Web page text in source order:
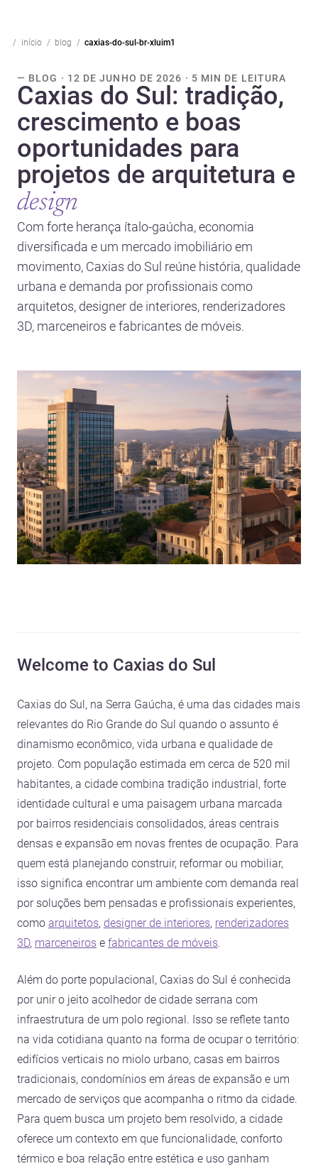
início blog caxias-do-sul-br-xluim1
— BLOG · 12 DE JUNHO DE 2026 · 5 MIN DE LEITURA
Caxias do Sul: tradição,
crescimento e boas
oportunidades para
projetos de arquitetura e
design
Com forte herança ítalo-gaúcha, economia
diversificada e um mercado imobiliário em
movimento, Caxias do Sul reúne história, qualidade
urbana e demanda por profissionais como
arquitetos, designer de interiores, renderizadores
3D, marceneiros e fabricantes de móveis.
Welcome to Caxias do Sul
Caxias do Sul, na Serra Gaúcha, é uma das cidades mais
relevantes do Rio Grande do Sul quando o assunto é
dinamismo econômico, vida urbana e qualidade de
projeto. Com população estimada em cerca de 520 mil
habitantes, a cidade combina tradição industrial, forte
identidade cultural e uma paisagem urbana marcada
por bairros residenciais consolidados, áreas centrais
densas e expansão em novas frentes de ocupação. Para
quem está planejando construir, reformar ou mobiliar,
isso significa encontrar um ambiente com demanda real
por soluções bem pensadas e profissionais experientes,
como arquitetos, designer de interiores, renderizadores
3D, marceneiros e fabricantes de móveis.
Além do porte populacional, Caxias do Sul é conhecida
por unir o jeito acolhedor de cidade serrana com
infraestrutura de um polo regional. Isso se reflete tanto
na vida cotidiana quanto na forma de ocupar o território:
edifícios verticais no miolo urbano, casas em bairros
tradicionais, condomínios em áreas de expansão e um
mercado de serviços que acompanha o ritmo da cidade.
Para quem busca um projeto bem resolvido, a cidade
oferece um contexto em que funcionalidade, conforto
térmico e boa relação entre estética e uso ganham